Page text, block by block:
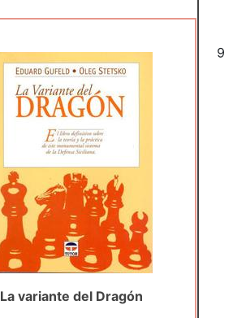
6
La variante del Dragón